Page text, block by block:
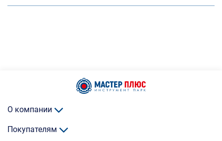
О компании
Покупателям